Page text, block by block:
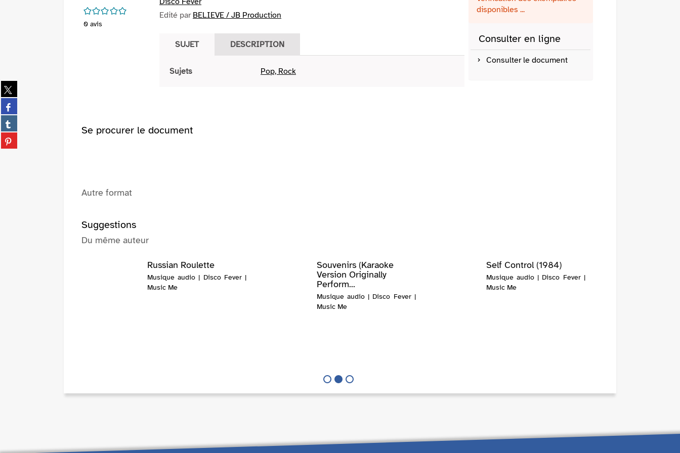
Partager
sur
twitter
(Nouvelle
fenêtre)
Partager
sur
facebook
(Nouvelle
fenêtre)
Partager
sur
tumblr
Partager
sur
/5
0 avis
Edité par BELIEVE / JB Production
SUJET DESCRIPTION
Sujets Pop, Rock
disponibles ...
Consulter en ligne
Consulter le document
Se procurer le document
Autre format
Suggestions
Du même auteur
Souvenirs (Karaoke
Version Originally
Perform...
Musique audio | Disco Fever |
Music Me
Self Control (1984)
Musique audio | Disco Fever |
Music Me
Russian Roulette
Musique audio | Disco Fever |
Music Me